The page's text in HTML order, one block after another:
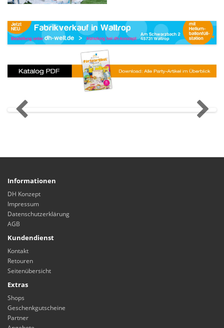
Informationen
DH Konzept
Impressum
Datenschutzerklärung
AGB
Kundendienst
Kontakt
Retouren
Seitenübersicht
Extras
Shops
Geschenkgutscheine
Partner